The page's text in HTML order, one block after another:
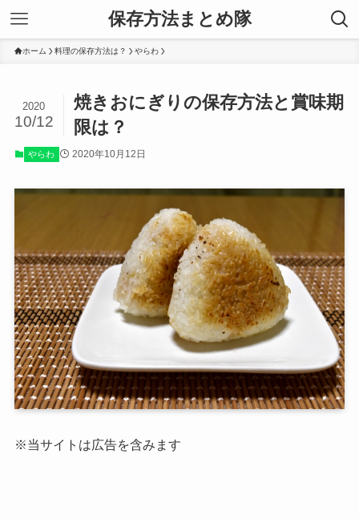
保存方法まとめ隊
ホーム 料理の保存方法は？ やらわ
焼きおにぎりの保存方法と賞味期
限は？
2020
10/12
やらわ 2020年10月12日
※当サイトは広告を含みます